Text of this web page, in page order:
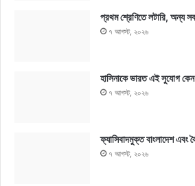
প্রথম শ্রেণিতে লটারি, অন্য সব
৭ আগস্ট, ২০২৬
হাসিনাকে ভারত এই সুযোগ কেন
৭ আগস্ট, ২০২৬
ফ্যাসিবাদমুক্ত বাংলাদেশ এবং
৭ আগস্ট, ২০২৬